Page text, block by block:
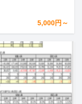
5,000円～